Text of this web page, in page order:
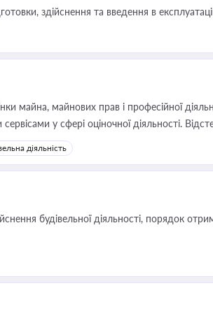
здійснення та введення в
майна, майнових прав і професійної
у сфері оціночної діяльності.
керівника, юриста або бухгалтера під час
і перевірки статусу суб'єктів оціночної
діяльність
будівельної діяльності, порядок